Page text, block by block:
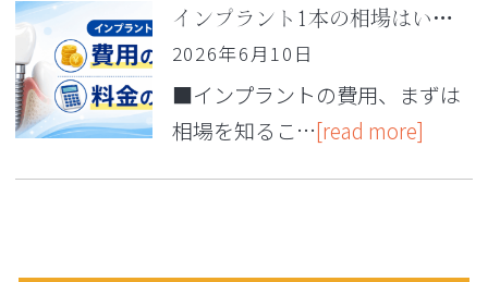
インプラント1本の相場はいくら？ 費用の相場や料金の内訳を紹介
2026年6月10日
■インプラントの費用、まずは
相場を知るこ…[read more]